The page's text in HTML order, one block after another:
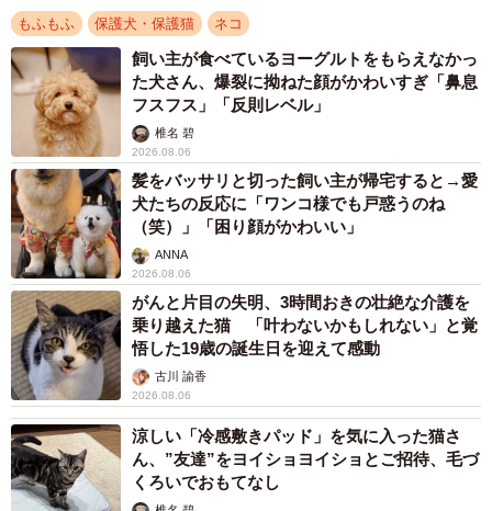
もふもふ 保護犬・保護猫 ネコ
飼い主が食べているヨーグルトをもらえなかっ
た犬さん、爆裂に拗ねた顔がかわいすぎ「鼻息
フスフス」「反則レベル」
椎名 碧
2026.08.06
髪をバッサリと切った飼い主が帰宅すると→愛
犬たちの反応に「ワンコ様でも戸惑うのね
（笑）」「困り顔がかわいい」
ANNA
2026.08.06
がんと片目の失明、3時間おきの壮絶な介護を
乗り越えた猫 「叶わないかもしれない」と覚
悟した19歳の誕生日を迎えて感動
古川 諭香
2026.08.06
涼しい「冷感敷きパッド」を気に入った猫さ
ん、”友達”をヨイショヨイショとご招待、毛づ
くろいでおもてなし